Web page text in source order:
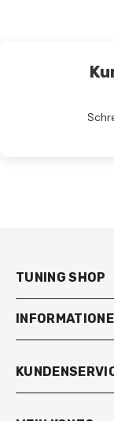
TUNING SHOP